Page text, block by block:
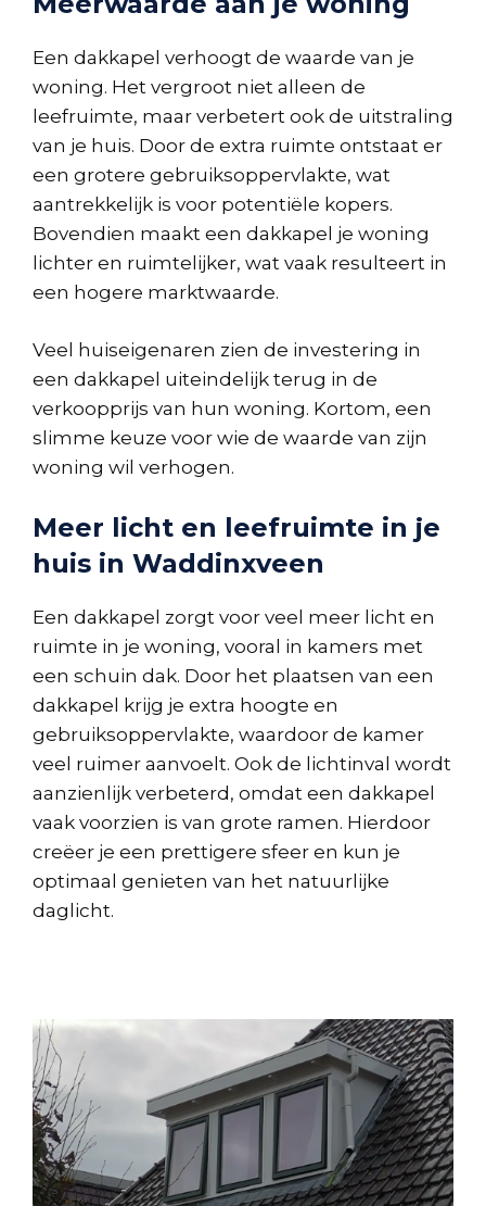
Een dakkapel verhoogt de waarde van je
woning. Het vergroot niet alleen de
leefruimte, maar verbetert ook de uitstraling
van je huis. Door de extra ruimte ontstaat er
een grotere gebruiksoppervlakte, wat
aantrekkelijk is voor potentiële kopers.
Bovendien maakt een dakkapel je woning
lichter en ruimtelijker, wat vaak resulteert in
een hogere marktwaarde.
Veel huiseigenaren zien de investering in
een dakkapel uiteindelijk terug in de
verkoopprijs van hun woning. Kortom, een
slimme keuze voor wie de waarde van zijn
woning wil verhogen.
Meer licht en leefruimte in je
huis in Waddinxveen
Een dakkapel zorgt voor veel meer licht en
ruimte in je woning, vooral in kamers met
een schuin dak. Door het plaatsen van een
dakkapel krijg je extra hoogte en
gebruiksoppervlakte, waardoor de kamer
veel ruimer aanvoelt. Ook de lichtinval wordt
aanzienlijk verbeterd, omdat een dakkapel
vaak voorzien is van grote ramen. Hierdoor
creëer je een prettigere sfeer en kun je
optimaal genieten van het natuurlijke
daglicht.